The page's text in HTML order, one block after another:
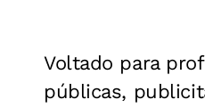
Voltado para
públicas,